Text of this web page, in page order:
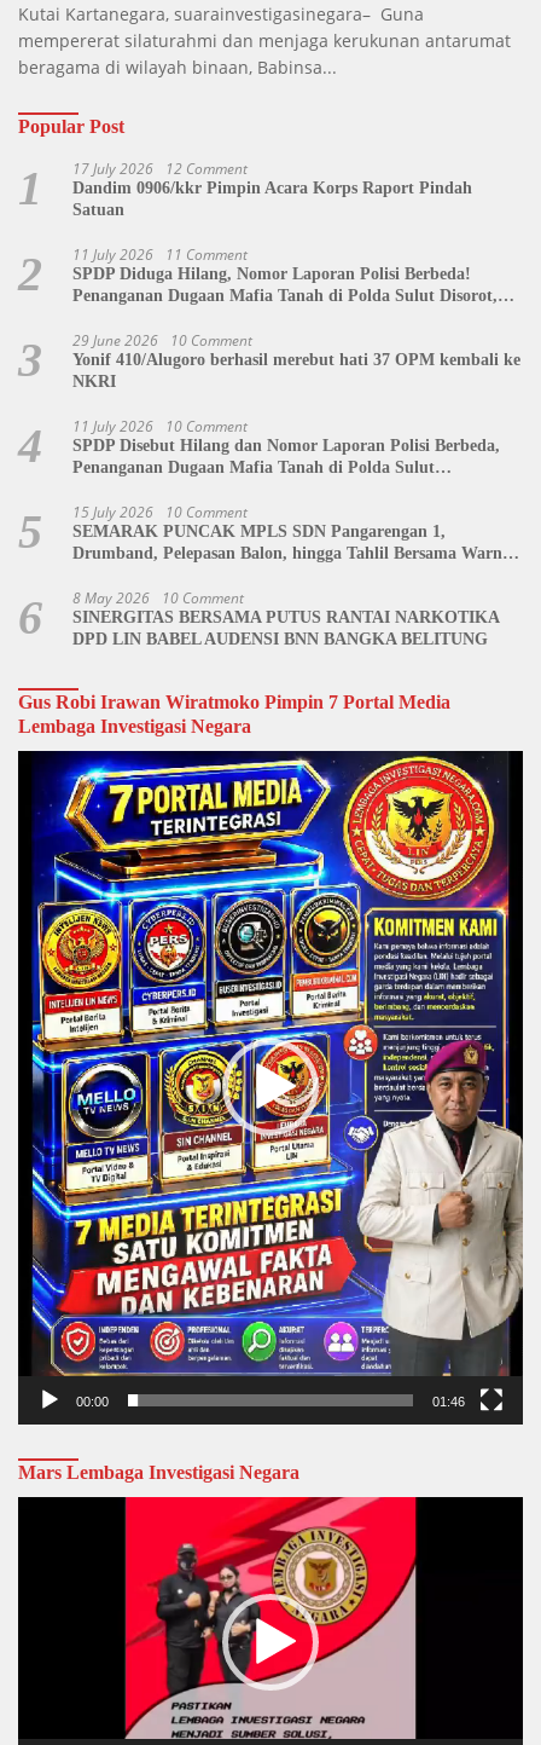
Kutai Kartanegara, suarainvestigasinegara– Guna
mempererat silaturahmi dan menjaga kerukunan antarumat
beragama di wilayah binaan, Babinsa...
Popular Post
1 17 July 2026 12 Comment
Dandim 0906/kkr Pimpin Acara Korps Raport Pindah
Satuan
2 11 July 2026 11 Comment
SPDP Diduga Hilang, Nomor Laporan Polisi Berbeda!
Penanganan Dugaan Mafia Tanah di Polda Sulut Disorot,
3 29 June 2026 10 Comment
Yonif 410/Alugoro berhasil merebut hati 37 OPM kembali ke
NKRI
4 11 July 2026 10 Comment
SPDP Disebut Hilang dan Nomor Laporan Polisi Berbeda,
Penanganan Dugaan Mafia Tanah di Polda Sulut
5 15 July 2026 10 Comment
SEMARAK PUNCAK MPLS SDN Pangarengan 1,
Drumband, Pelepasan Balon, hingga Tahlil Bersama Warnai
6 8 May 2026 10 Comment
SINERGITAS BERSAMA PUTUS RANTAI NARKOTIKA
DPD LIN BABEL AUDENSI BNN BANGKA BELITUNG
Gus Robi Irawan Wiratmoko Pimpin 7 Portal Media
Lembaga Investigasi Negara
Video
Player
00:00 01:46
Mars Lembaga Investigasi Negara